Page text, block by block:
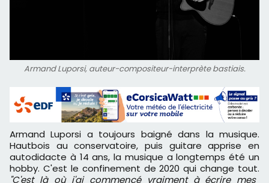
Armand Luporsi, auteur-compositeur-interprète bastiais.
Armand Luporsi a toujours baigné dans la musique.
Hautbois au conservatoire, puis guitare apprise en
autodidacte à 14 ans, la musique a longtemps été un
hobby. C'est le confinement de 2020 qui change tout.
"C'est là où j'ai commencé vraiment à écrire mes